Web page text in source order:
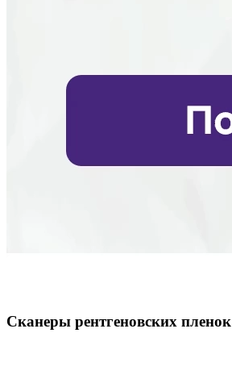
Сканеры рентгеновских пленок